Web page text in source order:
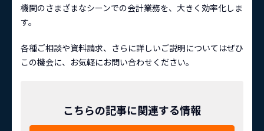
機関のさまざまなシーンでの会計業務を、大きく効率化しま
す。
各種ご相談や資料請求、さらに詳しいご説明についてはぜひ
この機会に、お気軽にお問い合わせください。
こちらの記事に関連する情報